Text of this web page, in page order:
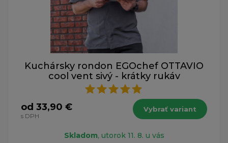
Kuchársky rondon EGOchef OTTAVIO
cool vent sivý - krátky rukáv
od 33,90 €
s DPH
Vybrať variant
Skladom, utorok 11. 8. u vás